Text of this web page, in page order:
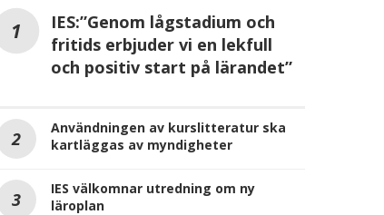
IES:”Genom lågstadium och
fritids erbjuder vi en lekfull
och positiv start på lärandet”
Användningen av kurslitteratur ska
kartläggas av myndigheter
IES välkomnar utredning om ny
läroplan